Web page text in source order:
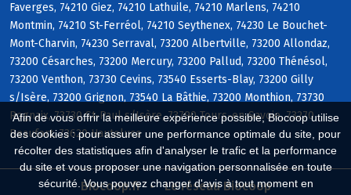
Afin de vous offrir la meilleure expérience possible, Biocoop utilise
des cookies : pour assurer une performance optimale du site, pour
récolter des statistiques afin d'analyser le trafic et la performance
du site et vous proposer une navigation personnalisée en toute
sécurité. Vous pouvez changer d'avis à tout moment en
Faverges, 74210 Giez, 74210 Lathuile, 74210 Marlens, 74210
Montmin, 74210 St-Ferréol, 74210 Seythenex, 74230 Le Bouchet-
Mont-Charvin, 74230 Serraval, 73200 Albertville, 73200 Allondaz,
73200 Césarches, 73200 Mercury, 73200 Pallud, 73200 Thénésol,
73200 Venthon, 73730 Cevins, 73540 Esserts-Blay, 73200 Gilly
s/Isère, 73200 Grignon, 73540 La Bâthie, 73200 Monthion, 73730
Rognaix, 73730 St-Paul s/Isère, 73790 Tours-en-Savoie, 73270
Beaufort, 73620 Hauteluce
Biocoop.fr Le réseau Biocoop